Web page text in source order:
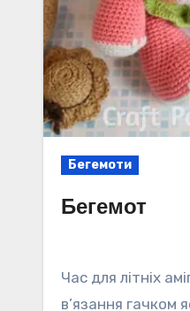
Бегемоти
Бегемот
Час для літніх амігурумі! Нова схема
в’язання гачком